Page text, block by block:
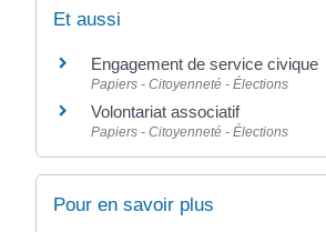
Et aussi
Engagement de service civique
Papiers - Citoyenneté - Élections
Volontariat associatif
Papiers - Citoyenneté - Élections
Pour en savoir plus